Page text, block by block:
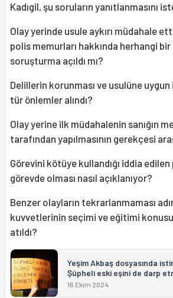
Kadıgil, şu soruların yanıtlanmasını
Olay yerinde usule aykırı müdahale
polis memurları hakkında herhangi
soruşturma açıldı mı?
Delillerin korunması ve usulüne
tür önlemler alındı?
Olay yerine ilk müdahalenin sanığın
tarafından yapılmasının gerekçesi
Görevini kötüye kullandığı iddia
görevde olması nasıl açıklanıyor?
Benzer olayların tekrarlanmaması
kuvvetlerinin seçimi ve eğitimi
atıldı?
Yeşim Akbaş dosyasında
Şüpheli eski eşini de darp
16 Ekim 2024